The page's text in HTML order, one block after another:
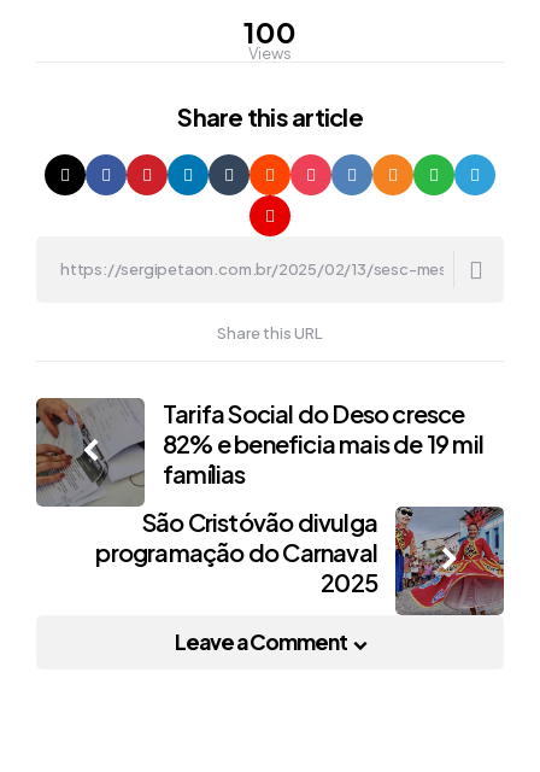
100
Views
Share this article
Share this URL
Post
navigation
Tarifa Social do Deso cresce
82% e beneficia mais de 19 mil
famílias
São Cristóvão divulga
programação do Carnaval
2025
Leave a Comment